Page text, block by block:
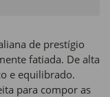
de prestígio
fatiada. De alta
e equilibrado.
para compor as